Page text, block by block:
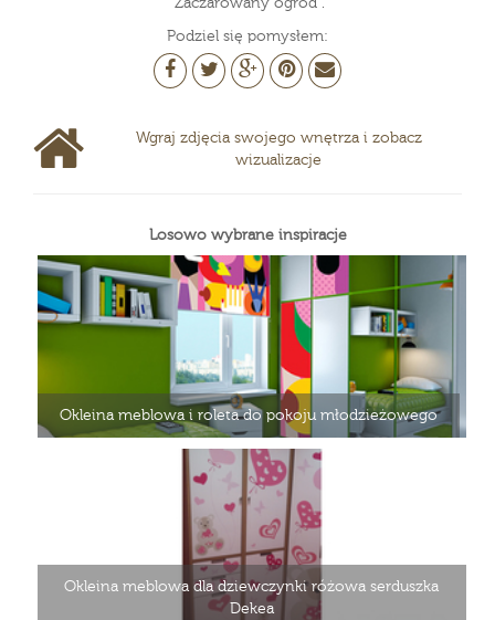
Podziel się pomysłem:
Wgraj zdjęcia swojego wnętrza i zobacz
wizualizacje
Losowo wybrane inspiracje
Okleina meblowa i roleta do pokoju młodzieżowego
Okleina meblowa dla dziewczynki różowa serduszka
Dekea